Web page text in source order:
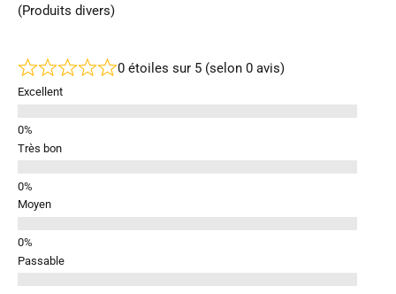
(Produits divers)
0 étoiles sur 5 (selon 0 avis)
Excellent
Très bon
Moyen
Passable